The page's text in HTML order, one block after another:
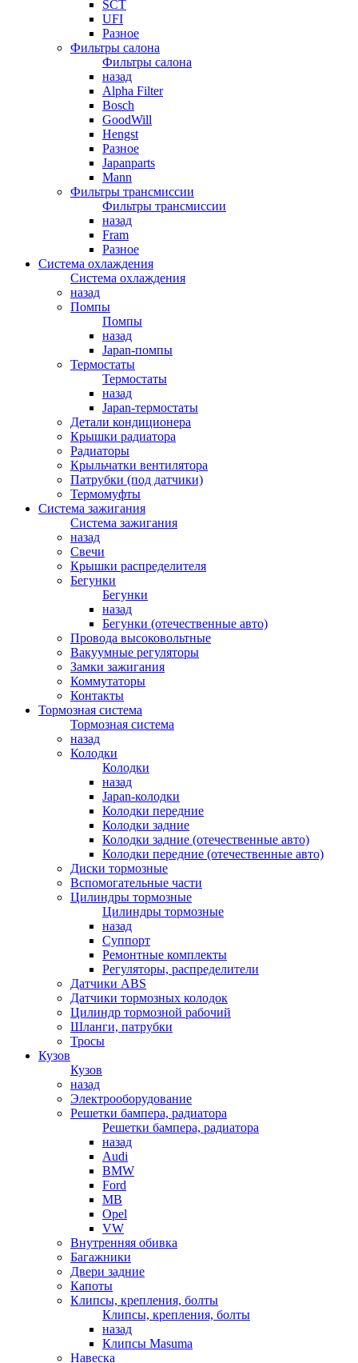
SCT
UFI
Разное
Фильтры салона
Фильтры салона
назад
Alpha Filter
Bosch
GoodWill
Hengst
Разное
Japanparts
Mann
Фильтры трансмиссии
Фильтры трансмиссии
назад
Fram
Разное
Система охлаждения
Система охлаждения
назад
Помпы
Помпы
назад
Japan-помпы
Термостаты
Термостаты
назад
Japan-термостаты
Детали кондиционера
Крышки радиатора
Радиаторы
Крыльчатки вентилятора
Патрубки (под датчики)
Термомуфты
Система зажигания
Система зажигания
назад
Свечи
Крышки распределителя
Бегунки
Бегунки
назад
Бегунки (отечественные авто)
Провода высоковольтные
Вакуумные регуляторы
Замки зажигания
Коммутаторы
Контакты
Тормозная система
Тормозная система
назад
Колодки
Колодки
назад
Japan-колодки
Колодки передние
Колодки задние
Колодки задние (отечественные авто)
Колодки передние (отечественные авто)
Диски тормозные
Вспомогательные части
Цилиндры тормозные
Цилиндры тормозные
назад
Суппорт
Ремонтные комплекты
Регуляторы, распределители
Датчики ABS
Датчики тормозных колодок
Цилиндр тормозной рабочий
Шланги, патрубки
Тросы
Кузов
Кузов
назад
Электрооборудование
Решетки бампера, радиатора
Решетки бампера, радиатора
назад
Audi
BMW
Ford
MB
Opel
VW
Внутренняя обивка
Багажники
Двери задние
Капоты
Клипсы, крепления, болты
Клипсы, крепления, болты
назад
Клипсы Masuma
Навеска